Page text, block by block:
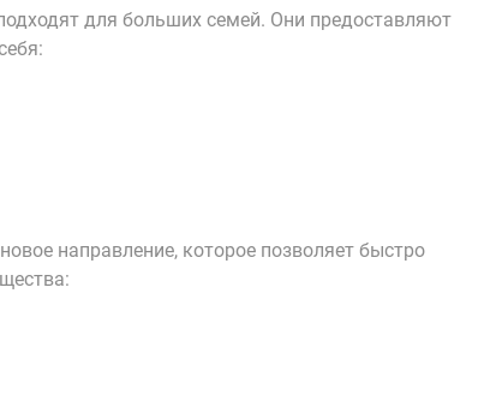
для больших семей. Они предоставляют
направление, которое позволяет быстро